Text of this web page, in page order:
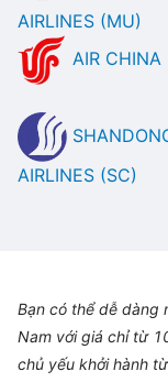
AIRLINES (MU)
AIR CHINA
AIRLINES (SC)
Bạn có thể dễ dàng
Nam với giá chỉ từ
chủ yếu khởi hành